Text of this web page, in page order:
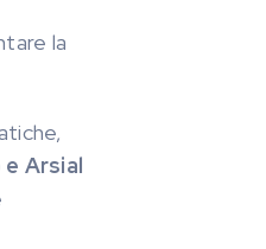
la
e Arsial